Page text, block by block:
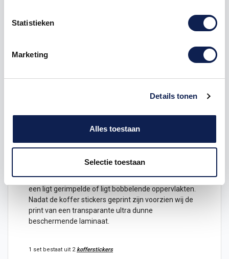
Statistieken
Marketing
Details tonen
Alles toestaan
Selectie toestaan
koffersticker. Met dezestickerop je koffer ben je al
bijna op je eindbestemming!
De kofferstickers worden geprint op een sterk
perfect op elk soort materiaal, ook kunnen de koffer
stickersgeplakt worden op
een ligt gerimpelde of ligt bobbelende oppervlakten.
Nadat de koffer stickers geprint zijn voorzien wij de
print van een transparante ultra dunne
beschermende laminaat.
1 set bestaat uit 2 kofferstickers